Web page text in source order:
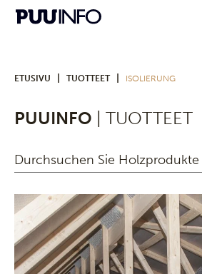
ETUSIVU TUOTTEET ISOLIERUNG
PUUINFO | TUOTTEET
Durchsuchen Sie Holzprodukte